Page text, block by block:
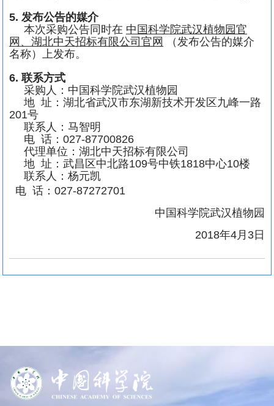
5. 发布公告的媒介
本次采购公告同时在 中国科学院武汉植物园官
网、湖北中天招标有限公司官网
（发布公告的媒介
名称）上发布。
6. 联系方式
采购人：中国科学院武汉植物园
地 址：湖北省武汉市东湖新技术开发区九峰一路
201号
联系人：马智明
电 话： 027-87700826
代理单位：湖北中天招标有限公司
地 址：武昌区中北路109号中铁1818中心10楼
联系人：杨元凯
电 话： 027-87272701
中国科学院武汉植物园
2018年4月3日